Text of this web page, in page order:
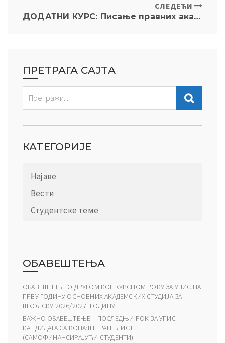
СЛЕДЕЋИ
ДОДАТНИ КУРС: Писање правних аката и кривична дела у вези са опојним дрогама у Сједињеним Америчким Државама
ПРЕТРАГА САЈТА
КАТЕГОРИЈЕ
Најаве
Вести
Студентске теме
ОБАВЕШТЕЊА
ОБАВЕШТЕЊЕ О ДРУГОМ КОНКУРСНОМ РОКУ ЗА УПИС НА
ПРВУ ГОДИНУ ОСНОВНИХ АКАДЕМСКИХ СТУДИЈА ЗА
ШКОЛСКУ 2026/2027. ГОДИНУ
ВАЖНО ОБАВЕШТЕЊЕ – ПОСЛЕДЊИ РОК ЗА УПИС
КАНДИДАТА СА КОНАЧНЕ РАНГ ЛИСТЕ
(САМОФИНАНСИРАЈУЋИ СТУДЕНТИ)